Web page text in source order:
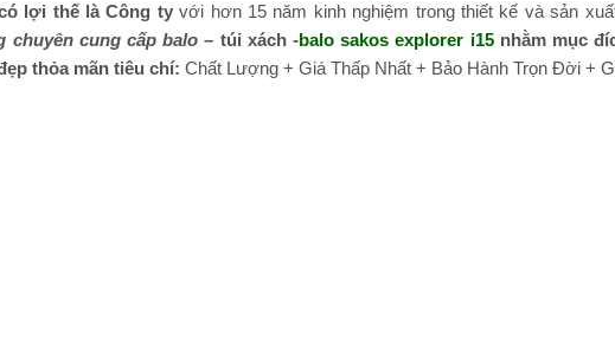
lợi thế là Công tyvới hơn 15 năm kinh nghiệm trong thiết kế và sản
chuyên cung cấp balo – túi xách -balo sakos explorer i15nhằm mục
thỏa mãn tiêu chí: Chất Lượng + Giá Thấp Nhất + Bảo Hành Trọn Đời +